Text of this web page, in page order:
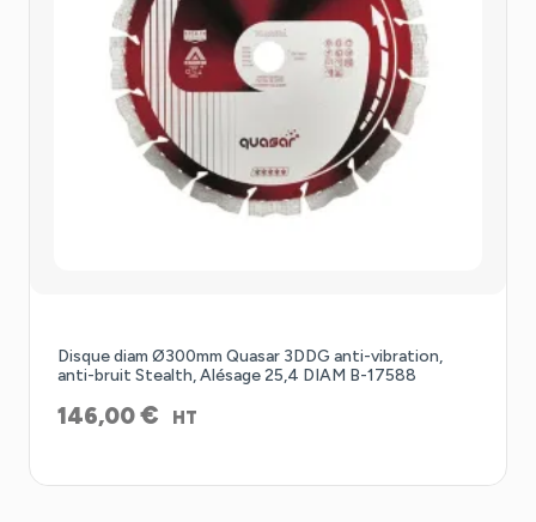
Disque diam Ø300mm Quasar 3DDG anti-vibration,
anti-bruit Stealth, Alésage 25,4 DIAM B-17588
146,00€ HT